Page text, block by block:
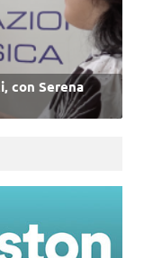
con Serena